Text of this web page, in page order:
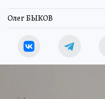
Олег БЫКОВ